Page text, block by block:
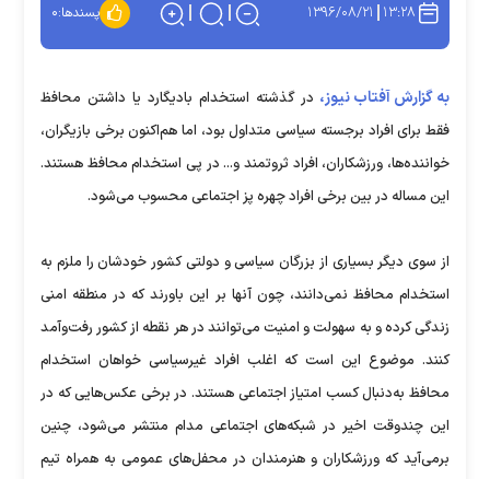
۱۳:۲۸ ۱۳۹۶/۰۸/۲۱ پسندها:۰
به گزارش آفتاب نیوز، در گذشته استخدام بادیگارد یا داشتن محافظ
فقط برای افراد برجسته سیاسی متداول بود، اما هم‌اکنون برخی بازیگران،
خواننده‌ها، ورزشکاران، افراد ثروتمند و... در پی استخدام محافظ هستند.
این مساله در بین برخی افراد چهره پز اجتماعی محسوب می‌شود.
از سوی دیگر بسیاری از بزرگان سیاسی و دولتی کشور خودشان را ملزم به
استخدام محافظ نمی‌دانند، چون آنها بر این باورند که در منطقه امنی
زندگی ‌کرده و به ‌سهولت و امنیت می‌توانند در هر نقطه از کشور رفت‌وآمد
‌کنند. موضوع این است که اغلب افراد غیرسیاسی خواهان استخدام
محافظ به‌دنبال کسب امتیاز اجتماعی هستند. در برخی عکس‌هایی که در
این چندوقت اخیر در شبکه‌های اجتماعی مدام منتشر می‌شود، چنین
برمی‌آید که ورزشکاران و هنرمندان در محفل‌های عمومی به همراه تیم